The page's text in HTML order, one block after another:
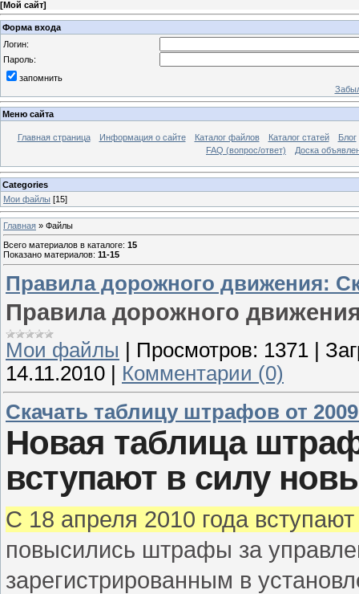
[Мой сайт]
Форма входа
Логин:
Пароль:
запомнить
Меню сайта
Главная страница Информация о сайте Каталог файлов Каталог статей
Блог
FAQ (вопрос/ответ)
Доска
Categories
Мои файлы [15]
Главная » Файлы
Всего материалов в каталоге: 15
Показано материалов: 11-15
Правила дорожного движения:
Правила дорожного
Мои файлы Просмотров: 1371
14.11.2010
Комментарии (0)
Скачать таблицу штрафов от
Новая таблица
вступают в силу
С 18 апреля 2010 года
повысились штрафы за
зарегистрированным в